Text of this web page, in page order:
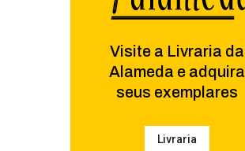
Visite a Livraria da
Alameda e adquira
seus exemplares
Livraria